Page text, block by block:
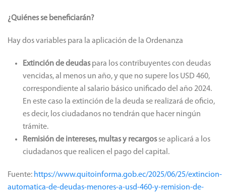
¿Quiénes se beneficiarán?
Hay dos variables para la aplicación de la Ordenanza
Extinción de deudaspara los contribuyentes con deudas
vencidas, al menos un año, y que no supere los USD 460,
correspondiente al salario básico unificado del año 2024.
En este caso la extinción de la deuda se realizará de oficio,
es decir, los ciudadanos no tendrán que hacer ningún
trámite.
Remisión de intereses, multas y recargosse aplicará a los
ciudadanos que realicen el pago del capital.
Fuente: https://www.quitoinforma.gob.ec/2025/06/25/extincion-
automatica-de-deudas-menores-a-usd-460-y-remision-de-